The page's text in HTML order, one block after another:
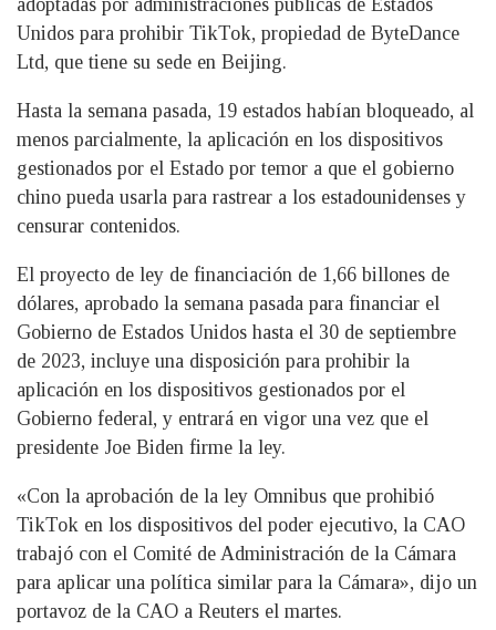
adoptadas por administraciones públicas de Estados
Unidos para prohibir TikTok, propiedad de ByteDance
Ltd, que tiene su sede en Beijing.
Hasta la semana pasada, 19 estados habían bloqueado, al
menos parcialmente, la aplicación en los dispositivos
gestionados por el Estado por temor a que el gobierno
chino pueda usarla para rastrear a los estadounidenses y
censurar contenidos.
El proyecto de ley de financiación de 1,66 billones de
dólares, aprobado la semana pasada para financiar el
Gobierno de Estados Unidos hasta el 30 de septiembre
de 2023, incluye una disposición para prohibir la
aplicación en los dispositivos gestionados por el
Gobierno federal, y entrará en vigor una vez que el
presidente Joe Biden firme la ley.
«Con la aprobación de la ley Omnibus que prohibió
TikTok en los dispositivos del poder ejecutivo, la CAO
trabajó con el Comité de Administración de la Cámara
para aplicar una política similar para la Cámara», dijo un
portavoz de la CAO a Reuters el martes.